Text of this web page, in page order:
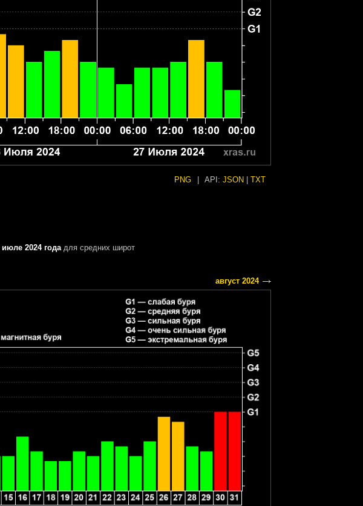
PNG API: JSON TXT
июле 2024 годадля средних широт
август 2024